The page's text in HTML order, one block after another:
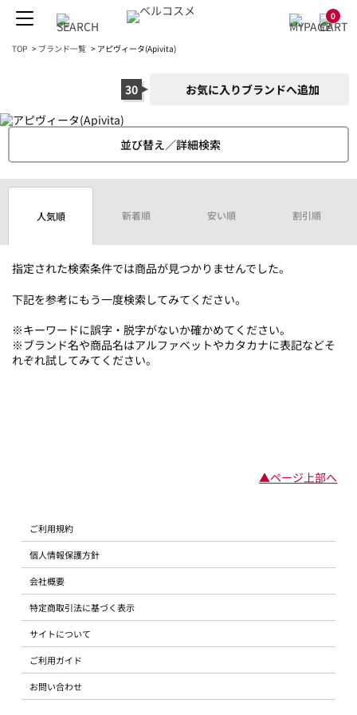
0
TOP > ブランド一覧 > アピヴィータ(Apivita)
30 お気に入りブランドへ追加
並び替え／詳細検索
人気順 新着順 安い順 割引順
指定された検索条件では商品が見つかりませんでした。
下記を参考にもう一度検索してみてください。
※キーワードに誤字・脱字がないか確かめてください。
※ブランド名や商品名はアルファベットやカタカナに表記などそ
れぞれ試してみてください。
▲ページ上部へ
ご利用規約
個人情報保護方針
会社概要
特定商取引法に基づく表示
サイトについて
ご利用ガイド
お問い合わせ